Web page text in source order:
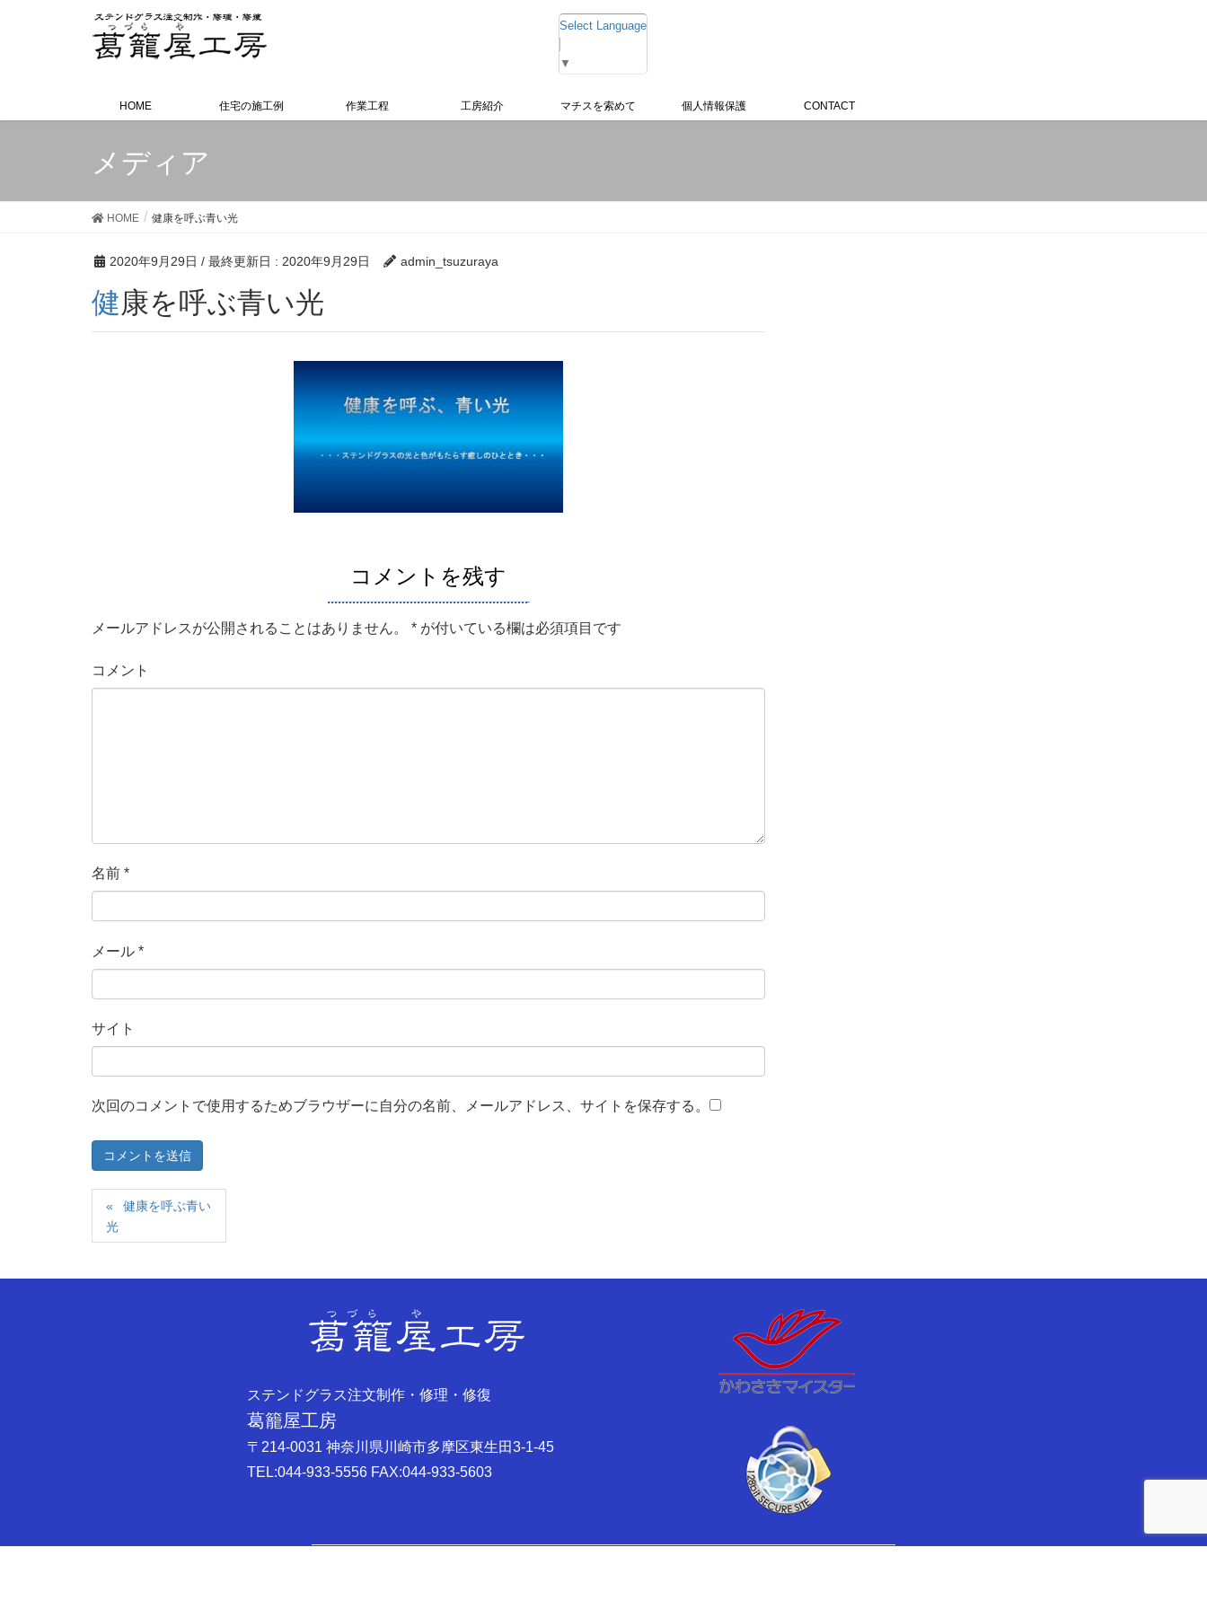
Select Language
▼
HOME 住宅の施工例 作業工程 工房紹介 マチスを索めて 個人情報保護 CONTACT
メディア
HOME 健康を呼ぶ青い光
2020年9月29日 / 最終更新日 : 2020年9月29日 admin_tsuzuraya
健康を呼ぶ青い光
コメントを残す
メールアドレスが公開されることはありません。 * が付いている欄は必須項目です
コメント
名前 *
メール *
サイト
次回のコメントで使用するためブラウザーに自分の名前、メールアドレス、サイトを保存する。
健康を呼ぶ青い
光
ステンドグラス注文制作・修理・修復
葛籠屋工房
〒214-0031 神奈川県川崎市多摩区東生田3-1-45
TEL:044-933-5556 FAX:044-933-5603